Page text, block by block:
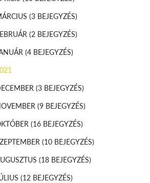
(3 BEJEGYZÉS)
(2 BEJEGYZÉS)
(4 BEJEGYZÉS)
(3 BEJEGYZÉS)
(9 BEJEGYZÉS)
(16 BEJEGYZÉS)
(10 BEJEGYZÉS)
(18 BEJEGYZÉS)
(12 BEJEGYZÉS)